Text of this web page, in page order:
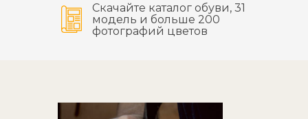
Скачайте каталог обуви, 31
модель и больше 200
фотографий цветов